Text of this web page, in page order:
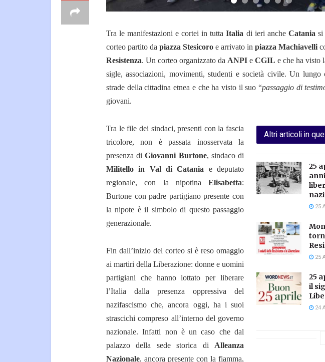
Tra le manifestazioni e cortei in tuttaItalia di ieri anche Catania si
corteo partito da piazza Stesicoro e arrivato in piazza Machiavelli
Resistenza. Un corteo organizzato da ANPI e CGIL e che ha visto
sigle, associazioni, movimenti, studenti e società civile. Un lungo
strade della cittadina etnea e che ha visto il suo “passaggio di
giovani.
Altri articoli in
25
25
25
25
il
24
Tra le file dei sindaci, presenti con la fascia
tricolore, non è passata inosservata la
presenza diGiovanni Burtone, sindaco di
Militello in Val di Catania e deputato
regionale, con la nipotina Elisabetta:
Burtone con padre partigiano presente con
la nipote è il simbolo di questo passaggio
generazionale.
Fin dall’inizio del corteo si è reso omaggio
ai martiri della Liberazione: donne e uomini
partigiani che hanno lottato per liberare
l’Italia dalla presenza oppressiva del
nazifascismo che, ancora oggi, ha i suoi
strascichi compreso all’interno del governo
nazionale. Infatti non è un caso che dal
palazzo della sede storica di Alleanza
Nazionale, ancora presente con la fiamma,